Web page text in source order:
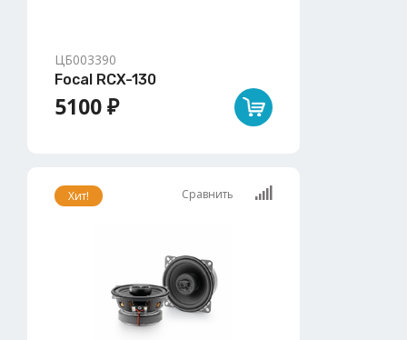
ЦБ003390
Focal RCX-130
5100 ₽
Хит! Сравнить